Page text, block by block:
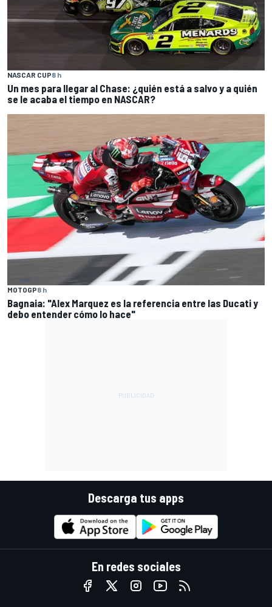
NASCAR CUP8 h
Un mes para llegar al Chase: ¿quién está a salvo y a quién
se le acaba el tiempo en NASCAR?
MOTOGP8 h
Bagnaia: "Alex Marquez es la referencia entre las Ducati y
debo entender cómo lo hace"
Descarga tus apps
En redes sociales